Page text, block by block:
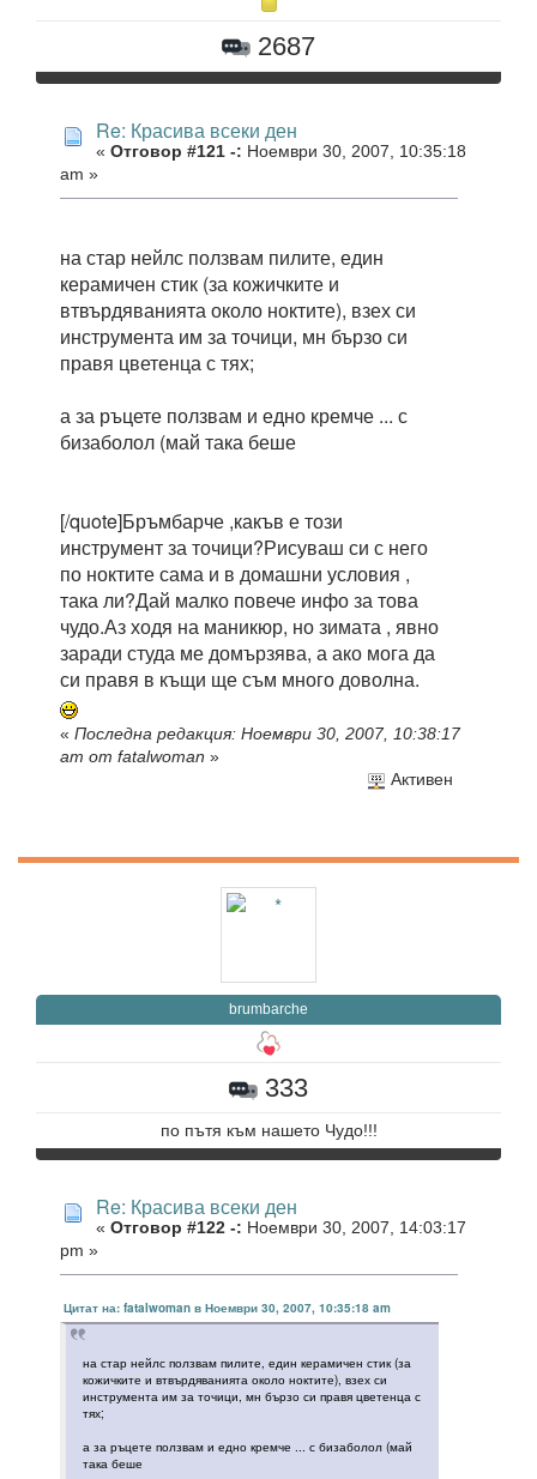
2687
Re: Красива всеки ден
« Отговор #121 -: Ноември 30, 2007, 10:35:18
am »
на стар нейлс ползвам пилите, един
керамичен стик (за кожичките и
втвърдяванията около ноктите), взех си
инструмента им за точици, мн бързо си
правя цветенца с тях;
а за ръцете ползвам и едно кремче ... с
бизаболол (май така беше
[/quote]Бръмбарче ,какъв е този
инструмент за точици?Рисуваш си с него
по ноктите сама и в домашни условия ,
така ли?Дай малко повече инфо за това
чудо.Аз ходя на маникюр, но зимата , явно
заради студа ме домързява, а ако мога да
си правя в къщи ще съм много доволна.
« Последна редакция: Ноември 30, 2007, 10:38:17
am от fatalwoman »
Активен
brumbarche
333
по пътя към нашето Чудо!!!
Re: Красива всеки ден
« Отговор #122 -: Ноември 30, 2007, 14:03:17
pm »
Цитат на: fatalwoman в Ноември 30, 2007, 10:35:18 am
на стар нейлс ползвам пилите, един керамичен стик (за
кожичките и втвърдяванията около ноктите), взех си
инструмента им за точици, мн бързо си правя цветенца с
тях;
а за ръцете ползвам и едно кремче ... с бизаболол (май
така беше